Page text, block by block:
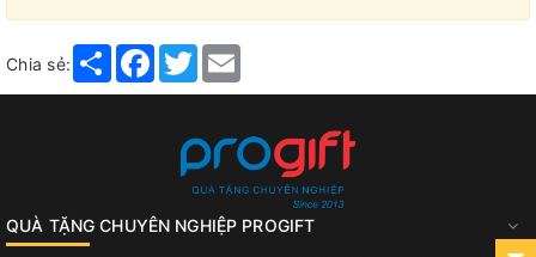
Chia sẻ: Share Facebook
Twitter
QUÀ TẶNG CHUYÊN NGHIỆP PROGIFT